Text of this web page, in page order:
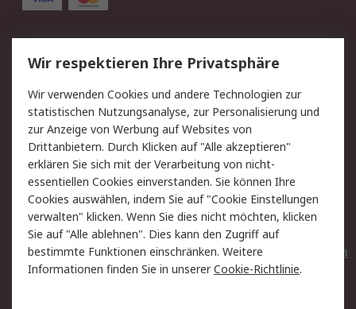
Service
Value Added Services
Lieferlösungen
Rücksendungen
Kontakt
Hilfe
Privatkunden
Rechtliches
AGB
Datenschutz
Cookie-Richtlinie
Zahlungsbedingungen
Copyright/Impressum
Entsorgung
Elektrogeräte/Batterien
Wir respektieren Ihre Privatsphäre
Wir verwenden Cookies und andere Technologien zur
statistischen Nutzungsanalyse, zur Personalisierung und
zur Anzeige von Werbung auf Websites von
Drittanbietern. Durch Klicken auf "Alle akzeptieren"
erklären Sie sich mit der Verarbeitung von nicht-
essentiellen Cookies einverstanden. Sie können Ihre
Cookies auswählen, indem Sie auf "Cookie Einstellungen
verwalten" klicken. Wenn Sie dies nicht möchten, klicken
Sie auf "Alle ablehnen". Dies kann den Zugriff auf
bestimmte Funktionen einschränken. Weitere
Informationen finden Sie in unsererCookie-Richtlinie.